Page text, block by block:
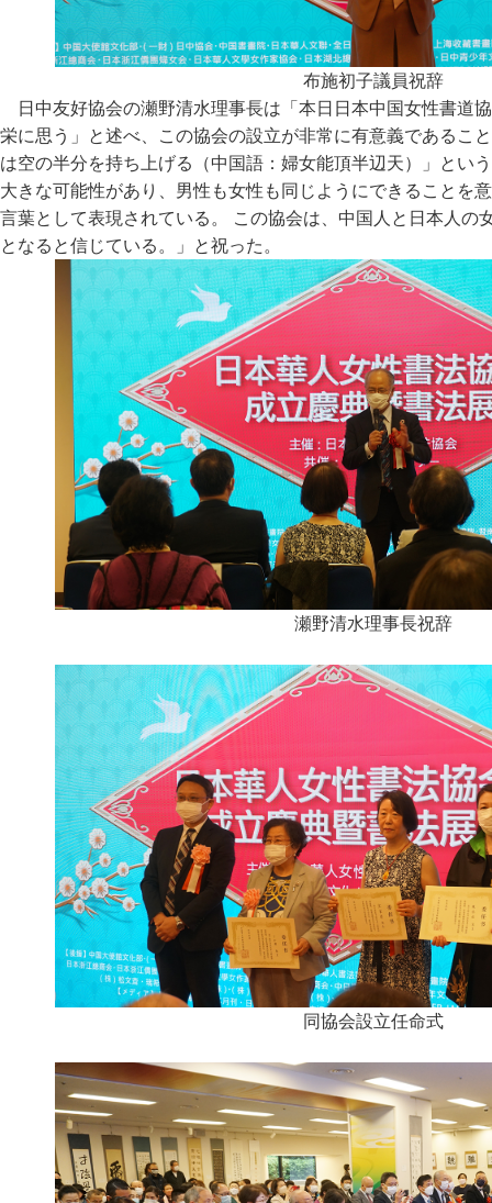
布施初子議員祝辞
日中友好協会の瀬野清水理事長は「本日日本中国女性書道
栄に思う」と述べ、この協会の設立が非常に有意義であるこ
は空の半分を持ち上げる（中国語：婦女能頂半辺天）」とい
大きな可能性があり、男性も女性も同じようにできることを
言葉として表現されている。 この協会は、中国人と日本人の
となると信じている。」と祝った。
瀬野清水理事長祝辞
同協会設立任命式